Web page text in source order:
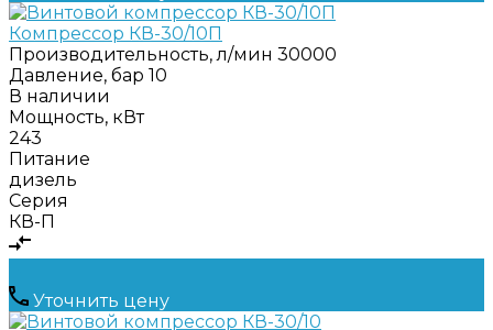
Компрессор КВ-30/10П
Производительность, л/мин 30000
Давление, бар 10
В наличии
Мощность, кВт
243
Питание
дизель
Серия
КВ-П
Уточнить цену